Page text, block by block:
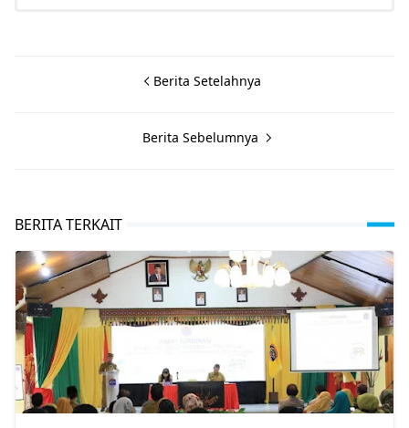
Berita Setelahnya
Berita Sebelumnya
BERITA TERKAIT